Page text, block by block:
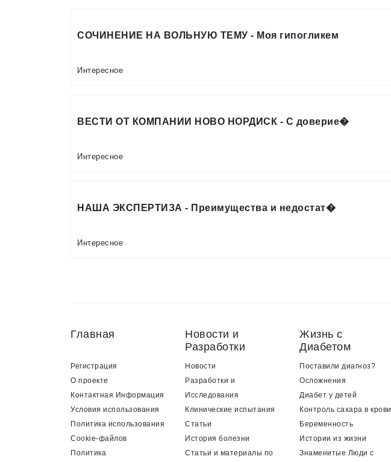
СОЧИНЕНИЕ НА ВОЛЬНУЮ ТЕМУ - Моя гипогликем
Интересное
ВЕСТИ ОТ КОМПАНИИ НОВО НОРДИСК - С доверие�
Интересное
НАША ЭКСПЕРТИЗА - Преимущества и недостат�
Интересное
Главная
Регистрация
О проекте
Контактная Информация
Условия использования
Политика использования
Cookie-файлов
Политика
Новости и
Разработки
Новости
Разработки и
Исследования
Клинические испытания
Статьи
История болезни
Статьи и материалы по
Жизнь с
Диабетом
Поставили диагноз?
Осложнения
Диабет у детей
Контроль сахара в крови
Беременность
Истории из жизни
Знаменитые Люди с